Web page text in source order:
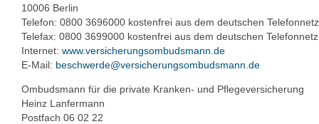
10006 Berlin
Telefon: 0800 3696000 kostenfrei aus dem deutschen Telefonnetz
Telefax: 0800 3699000 kostenfrei aus dem deutschen Telefonnetz
Internet: www.versicherungsombudsmann.de
E-Mail: beschwerde@versicherungsombudsmann.de
Ombudsmann für die private Kranken- und Pflegeversicherung
Heinz Lanfermann
Postfach 06 02 22